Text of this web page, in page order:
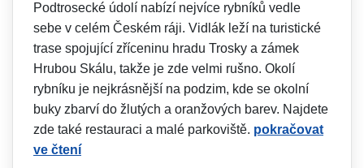
Podtrosecké údolí nabízí nejvíce rybníků vedle
sebe v celém Českém ráji. Vidlák leží na turistické
trase spojující zříceninu hradu Trosky a zámek
Hrubou Skálu, takže je zde velmi rušno. Okolí
rybníku je nejkrásnější na podzim, kde se okolní
buky zbarví do žlutých a oranžových barev. Najdete
zde také restauraci a malé parkoviště. pokračovat
ve čtení